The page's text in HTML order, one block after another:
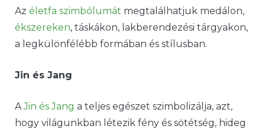
Az életfa szimbólumát megtalálhatjuk medálon,
ékszereken, táskákon, lakberendezési tárgyakon,
a legkülönfélébb formában és stílusban.
Jin és Jang
AJin és Jang a teljes egészet szimbolizálja, azt,
hogy világunkban létezik fény és sötétség, hideg